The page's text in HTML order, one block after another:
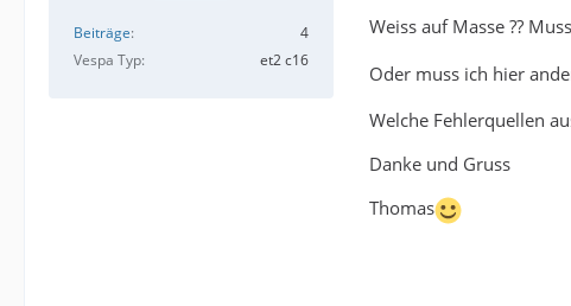
Beiträge
4
Vespa Typ
et2 c16
Weiss auf Masse ??
Oder muss ich hier
Welche Fehlerquellen
Danke und Gruss
Thomas